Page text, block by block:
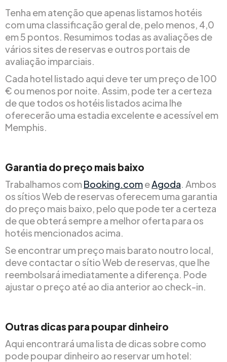
Tenha em atenção que apenas listamos hotéis
com uma classificação geral de, pelo menos, 4,0
em 5 pontos. Resumimos todas as avaliações de
vários sites de reservas e outros portais de
avaliação imparciais.
Cada hotel listado aqui deve ter um preço de 100
€ ou menos por noite. Assim, pode ter a certeza
de que todos os hotéis listados acima lhe
oferecerão uma estadia excelente e acessível em
Memphis.
Garantia do preço mais baixo
Trabalhamos comBooking.comeAgoda . Ambos
os sítios Web de reservas oferecem uma garantia
do preço mais baixo, pelo que pode ter a certeza
de que obterá sempre a melhor oferta para os
hotéis mencionados acima.
Se encontrar um preço mais barato noutro local,
deve contactar o sítio Web de reservas, que lhe
reembolsará imediatamente a diferença. Pode
ajustar o preço até ao dia anterior ao check-in.
Outras dicas para poupar dinheiro
Aqui encontrará uma lista de dicas sobre como
pode poupar dinheiro ao reservar um hotel: